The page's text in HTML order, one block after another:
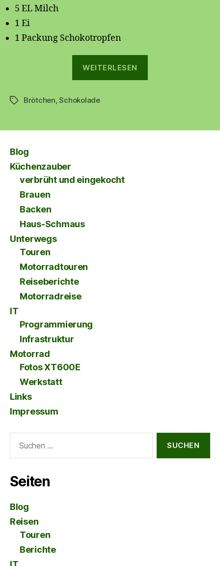
5 EL Milch
1 Ei
1 Packung Schokotropfen
WEITERLESEN
Schlagwörter
Brötchen,Schokolade
Blog
Küchenzauber
verbrüht und eingekocht
Brauen
Backen
Haus-Schmaus
Unterwegs
Touren
Motorradtouren
Reiseberichte
Motorradreise
IT
Programmierung
Infrastruktur
Motorrad
Fotos XT600E
Werkstatt
Links
Impressum
nach:
Seiten
Blog
Reisen
Touren
Berichte